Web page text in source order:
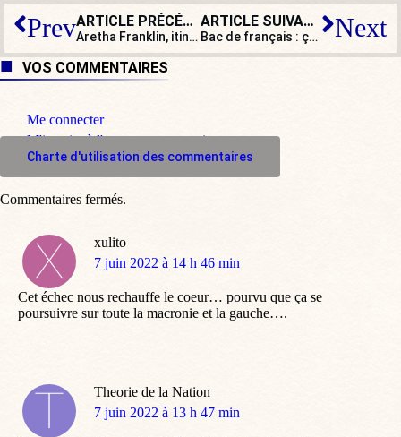
Prev ARTICLE PRÉCÉDENT
Aretha Franklin, itinéraire d’une grande dame
ARTICLE SUIVANT
Bac de français : ça va bien se passer ! Next
VOS COMMENTAIRES
Me connecter
M'inscrire à l'espace commentaire
Charte d'utilisation des commentaires
xulito
dit
7 juin 2022 à 14 h 46 min
Cet échec nous rechauffe le coeur… pourvu que ça se
poursuivre sur toute la macronie et la gauche….
Theorie de la Nation
dit
7 juin 2022 à 13 h 47 min
Commentaires fermés.